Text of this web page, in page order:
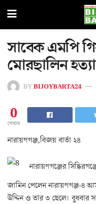
সাবেক এমপি
মোরছালিন
BYBIJOYBARTA24
0
শেয়ার
নারায়ণগঞ্জ,বিজয় বার্তা ২৪
নারায়ণগঞ্জের
জামিন পেলেন নারায়ণগঞ্জ-৪
উদ্দিন ও তার ৩ ছেলে। বুধবার